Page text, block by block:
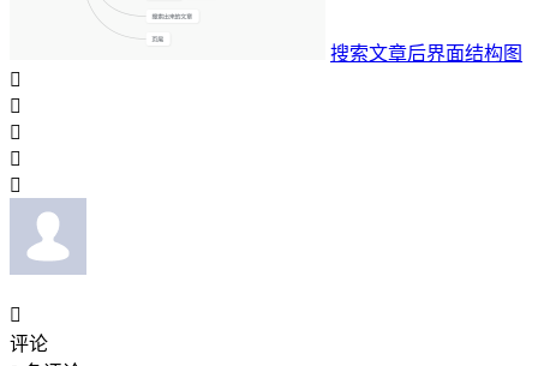
搜索文章后界面结构图






评论